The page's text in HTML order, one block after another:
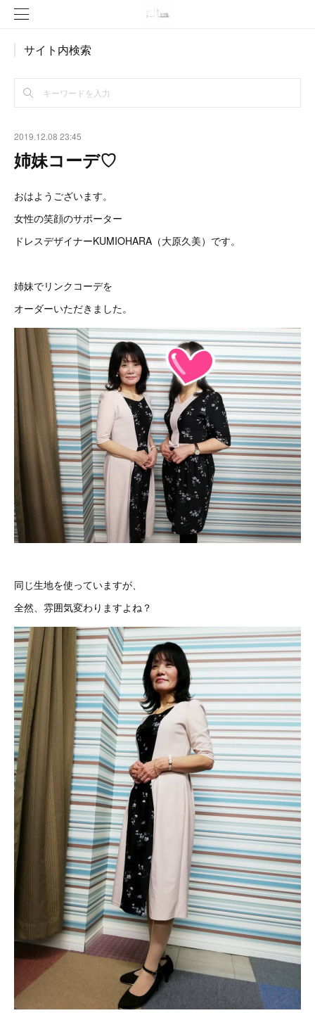
サイト内検索
2019.12.08 23:45
姉妹コーデ♡
おはようございます。
女性の笑顔のサポーター
ドレスデザイナーKUMIOHARA（大原久美）です。
姉妹でリンクコーデを
オーダーいただきました。
同じ生地を使っていますが、
全然、雰囲気変わりますよね？